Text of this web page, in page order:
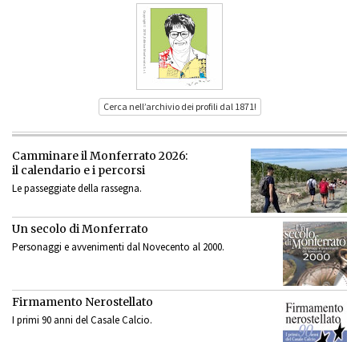
Cerca nell’archivio dei profili dal 1871!
Camminare il Monferrato 2026:
il calendario e i percorsi
Le passeggiate della rassegna.
Un secolo di Monferrato
Personaggi e avvenimenti dal Novecento al 2000.
Firmamento Nerostellato
I primi 90 anni del Casale Calcio.